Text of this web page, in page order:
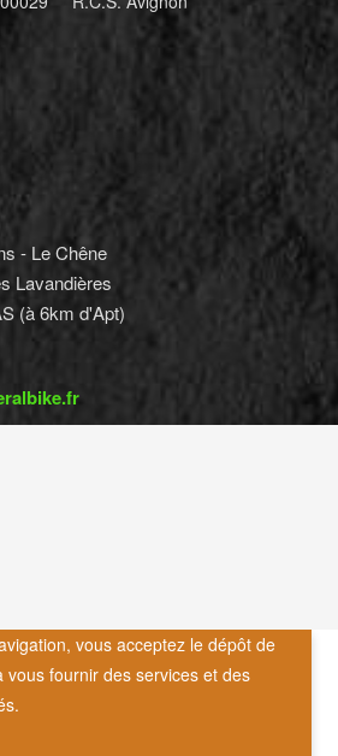
- Le Chêne
Lavandières
(à 6km d'Apt)
vous acceptez le dépôt de
vous fournir des services et des